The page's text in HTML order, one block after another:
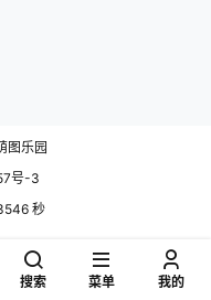
图乐园
号-3
秒
搜索 菜单 我的